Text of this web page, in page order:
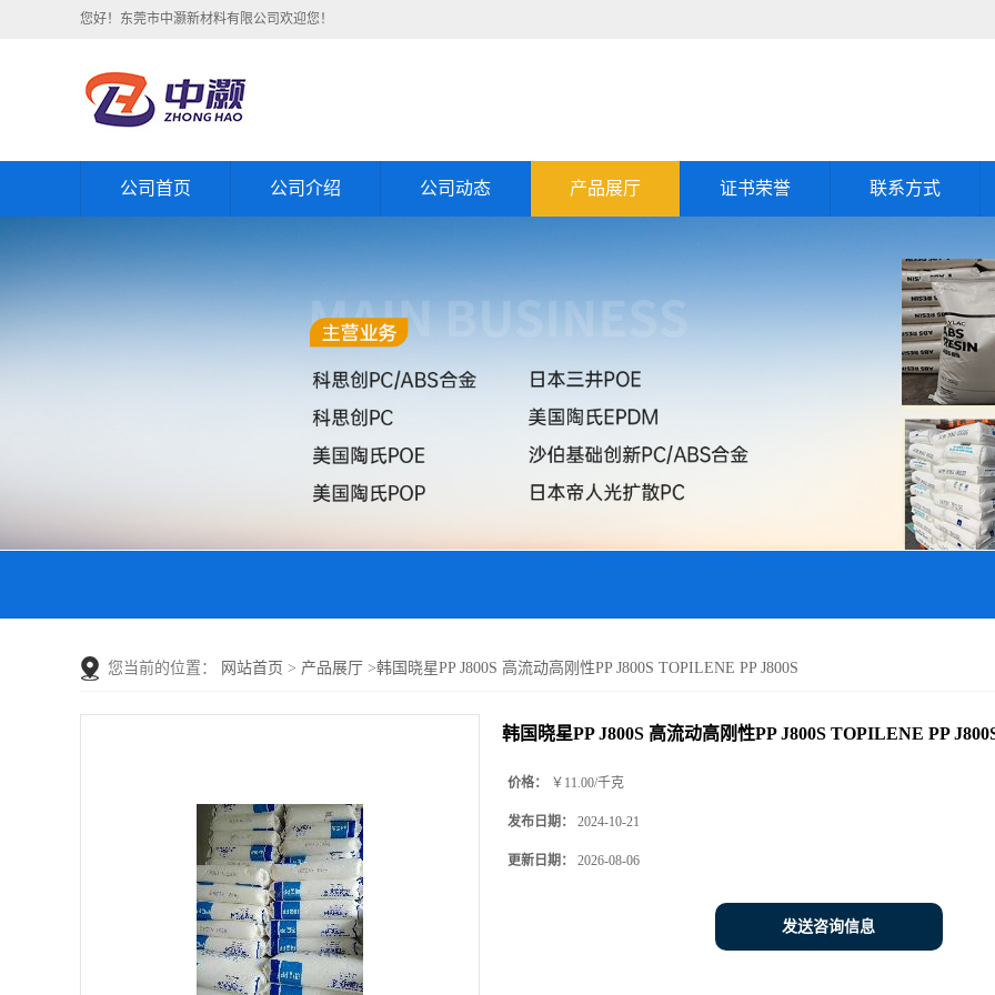
您好！东莞市中灏新材料有限公司欢迎您！
公司首页 公司介绍 公司动态 产品展厅 证书荣誉 联系方式
您当前的位置： 网站首页 > 产品展厅 >韩国晓星PP J800S 高流动高刚性PP J800S TOPILENE PP J800S
韩国晓星PP J800S 高流动高刚性PP J800S TOPILENE PP
价格： ￥11.00/千克
发布日期： 2024-10-21
更新日期： 2026-08-06
发送咨询信息